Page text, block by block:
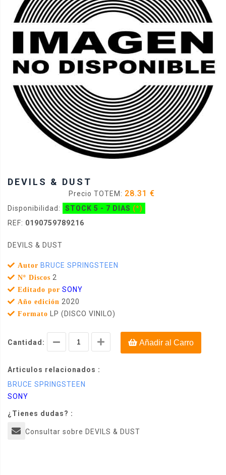
DEVILS & DUST
Precio TOTEM: 28.31 €
Disponibilidad: STOCK 5 - 7 DIAS (*)
REF: 0190759789216
DEVILS & DUST
Autor BRUCE SPRINGSTEEN
Nº Discos 2
Editado por SONY
Año edición 2020
Formato LP (DISCO VINILO)
Cantidad: Añadir al Carro
Articulos relacionados :
BRUCE SPRINGSTEEN
SONY
¿Tienes dudas? :
Consultar sobre DEVILS & DUST